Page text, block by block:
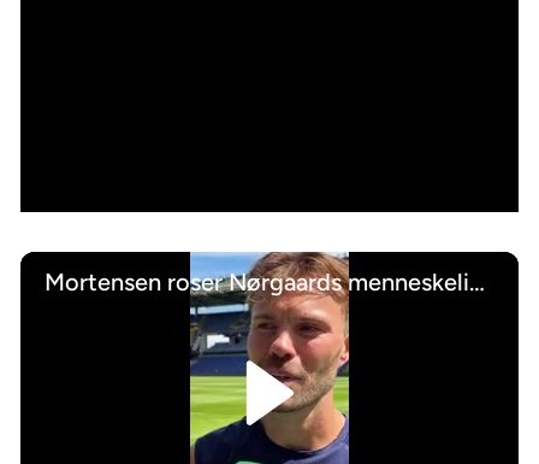
Mortensen roser Nørgaards menneskelige evner